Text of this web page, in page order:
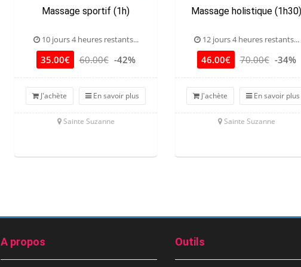
Massage sportif (1h)
10 jours 4 heures restants...
35.00€ 60.00€ -42%
J'achète En savoir plus
Sainte Suzanne
Massage holistique (1h30)
12 jours 4 heures restants...
46.00€ 70.00€ -34%
J'achète En savoir plus
Sainte Suzanne
A propos Outils